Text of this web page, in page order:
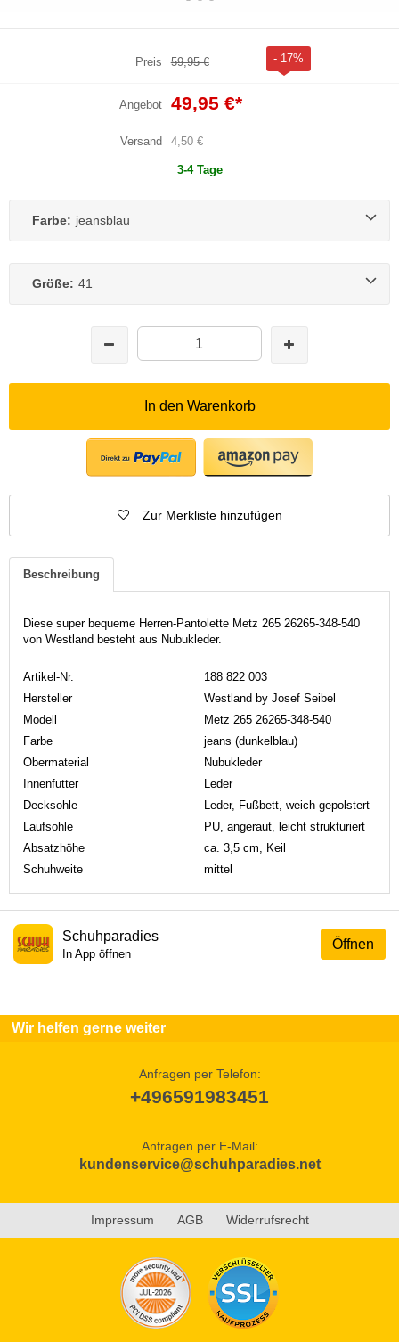
Preis 59,95 € - 17%
Angebot 49,95 €*
Versand 4,50 €
3-4 Tage
Farbe: jeansblau
Größe: 41
In den Warenkorb
Zur Merkliste hinzufügen
Beschreibung
Diese super bequeme Herren-Pantolette Metz 265 26265-348-540
von Westland besteht aus Nubukleder.
Artikel-Nr.
188 822 003
Hersteller
Westland by Josef Seibel
Modell
Metz 265 26265-348-540
Farbe
jeans (dunkelblau)
Obermaterial
Nubukleder
Innenfutter
Leder
Decksohle
Leder, Fußbett, weich gepolstert
Laufsohle
PU, angeraut, leicht strukturiert
Absatzhöhe
ca. 3,5 cm, Keil
Schuhweite
mittel
Öffnen
Schuhparadies
In App öffnen
Wir helfen gerne weiter
Anfragen per Telefon:
+496591983451
Anfragen per E-Mail:
kundenservice@schuhparadies.net
Impressum AGB Widerrufsrecht